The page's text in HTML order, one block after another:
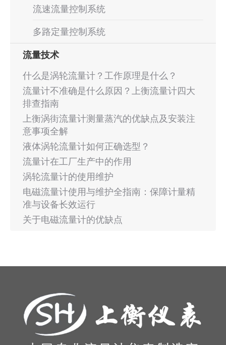
流速流量控制系统
多路定量控制系统
流量技术
什么是涡轮流量计？工作原理是什么？
流量计不准确是什么原因？上衡流量计四大
排查指南
上衡涡街流量计测量蒸汽的优缺点及安装注
意事项全解
液体涡轮流量计如何正确选型？
流量计在工厂生产中的作用
涡轮流量计的使用维护
电磁流量计使用与维护全指南：保障计量精
准与设备长效运行
关于电磁流量计的优缺点